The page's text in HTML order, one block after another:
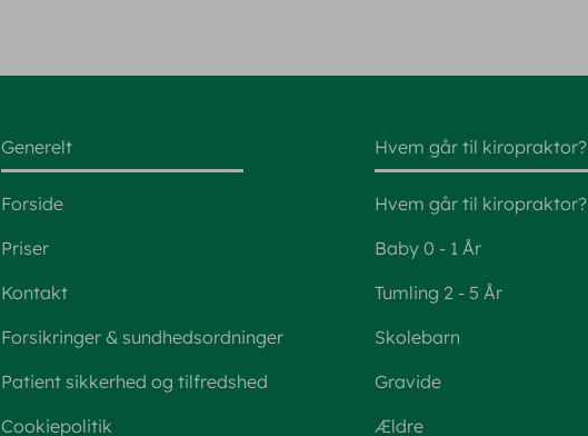
Generelt
Forside
Priser
Kontakt
Forsikringer & sundhedsordninger
Patient sikkerhed og tilfredshed
Cookiepolitik
Hvem går til kiropraktor?
Hvem går til kiropraktor?
Baby 0 - 1 År
Tumling 2 - 5 År
Skolebarn
Gravide
Ældre